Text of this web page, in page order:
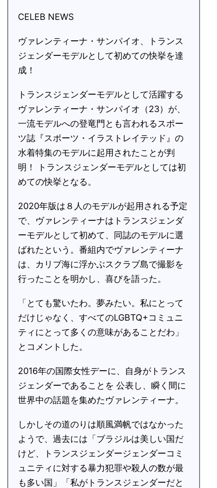
CELEB NEWS
ヴァレンティーナ・サンパイオ、トランス
ジェンダーモデルとして初めての快挙を達
成！
トランスジェンダーモデルとして活躍する
ヴァレンティーナ・サンパイオ（23）が、
一流モデルへの登竜門とも言われるスポー
ツ誌『スポーツ・イラストレイテッド』の
水着特集のモデルに起用されたことが判
明！ トランスジェンダーモデルとしては初
めての快挙となる。
2020年版は８人のモデルが起用される予定
で、ヴァレンティーナはトランスジェンダ
ーモデルとして初めて、同誌のモデルに選
ばれたという。番組内でヴァレンティーナ
は、カリブ海に浮かぶスクラブ島で撮影を
行ったことを明かし、喜びを語った。
「とても驚いたわ。夢みたい。私にとって
だけじゃなく、すべてのLGBTQ+コミュニ
ティにとって多くの意味があることだわ」
とコメントした。
2016年の国際女性デーに、自身がトランス
ジェンダーであることを 公表し、瞬く間に
世界中の話題を集めたヴァレンティーナ。
しかしその道のりは順風満帆ではなかった
ようで、過去には「ブラジルは美しい国だ
けど、トランスジェンダージェンダーコミ
ュニティに対する暴力犯罪や殺人の数が最
も多い国」「私がトランスジェンダーだと